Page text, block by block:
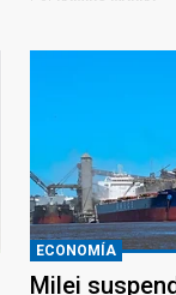
ECONOMÍA
Milei